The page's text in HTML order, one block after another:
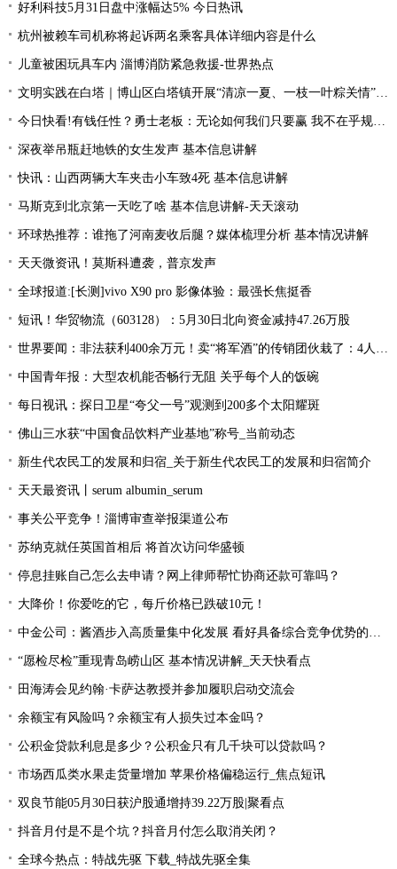
好利科技5月31日盘中涨幅达5% 今日热讯
杭州被赖车司机称将起诉两名乘客具体详细内容是什么
儿童被困玩具车内 淄博消防紧急救援-世界热点
文明实践在白塔｜博山区白塔镇开展“清凉一夏、一枝一叶粽关情”会员日活动
今日快看!有钱任性？勇士老板：无论如何我们只要赢 我不在乎规则怎么限制
深夜举吊瓶赶地铁的女生发声 基本信息讲解
快讯：山西两辆大车夹击小车致4死 基本信息讲解
马斯克到北京第一天吃了啥 基本信息讲解-天天滚动
环球热推荐：谁拖了河南麦收后腿？媒体梳理分析 基本情况讲解
天天微资讯！莫斯科遭袭，普京发声
全球报道:[长测]vivo X90 pro 影像体验：最强长焦挺香
短讯！华贸物流（603128）：5月30日北向资金减持47.26万股
世界要闻：非法获利400余万元！卖“将军酒”的传销团伙栽了：4人被抓
中国青年报：大型农机能否畅行无阻 关乎每个人的饭碗
每日视讯：探日卫星“夸父一号”观测到200多个太阳耀斑
佛山三水获“中国食品饮料产业基地”称号_当前动态
新生代农民工的发展和归宿_关于新生代农民工的发展和归宿简介
天天最资讯丨serum albumin_serum
事关公平竞争！淄博审查举报渠道公布
苏纳克就任英国首相后 将首次访问华盛顿
停息挂账自己怎么去申请？网上律师帮忙协商还款可靠吗？
大降价！你爱吃的它，每斤价格已跌破10元！
中金公司：酱酒步入高质量集中化发展 看好具备综合竞争优势的龙头公司
“愿检尽检”重现青岛崂山区 基本情况讲解_天天快看点
田海涛会见约翰·卡萨达教授并参加履职启动交流会
余额宝有风险吗？余额宝有人损失过本金吗？
公积金贷款利息是多少？公积金只有几千块可以贷款吗？
市场西瓜类水果走货量增加 苹果价格偏稳运行_焦点短讯
双良节能05月30日获沪股通增持39.22万股|聚看点
抖音月付是不是个坑？抖音月付怎么取消关闭？
全球今热点：特战先驱 下载_特战先驱全集